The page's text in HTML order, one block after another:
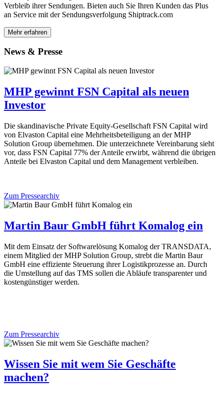
Verbleib ihrer Sendungen. Bieten auch Sie Ihren Kunden das Plus
an Service mit der Sendungsverfolgung Shiptrack.com
Mehr erfahren
News & Presse
MHP gewinnt FSN Capital als neuen
Investor
Die skandinavische Private Equity-Gesellschaft FSN Capital wird
von Elvaston Capital eine Mehrheitsbeteiligung an der MHP
Solution Group übernehmen. Die unterzeichnete Vereinbarung sieht
vor, dass FSN Capital 77% der Anteile erwirbt, während die übrigen
Anteile bei Elvaston Capital und dem Management verbleiben.
Zum Pressearchiv
Martin Baur GmbH führt Komalog ein
Mit dem Einsatz der Softwarelösung Komalog der TRANSDATA,
einem Mitglied der MHP Solution Group, strebt die Martin Baur
GmbH eine effiziente Steuerung ihrer Logistikprozesse an. Durch
die Umstellung auf das TMS sollen die Abläufe transparenter und
kostengünstiger werden.
Zum Pressearchiv
Wissen Sie mit wem Sie Geschäfte
machen?